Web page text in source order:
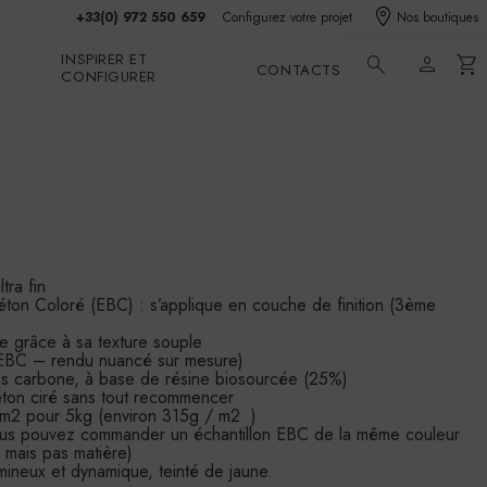
+33(0) 972 550 659 Configurez votre projet Nos boutiques
INSPIRER ET
CONFIGURER
CONTACTS search person shopping_cart
fin
Coloré (EBC) : s’applique en couche de finition (3ème
grâce à sa texture souple
– rendu nuancé sur mesure)
carbone, à base de résine biosourcée (25%)
ciré sans tout recommencer
pour 5kg (environ 315g / m2 )
pouvez commander un échantillon EBC de la même couleur
pas matière)
et dynamique, teinté de jaune.